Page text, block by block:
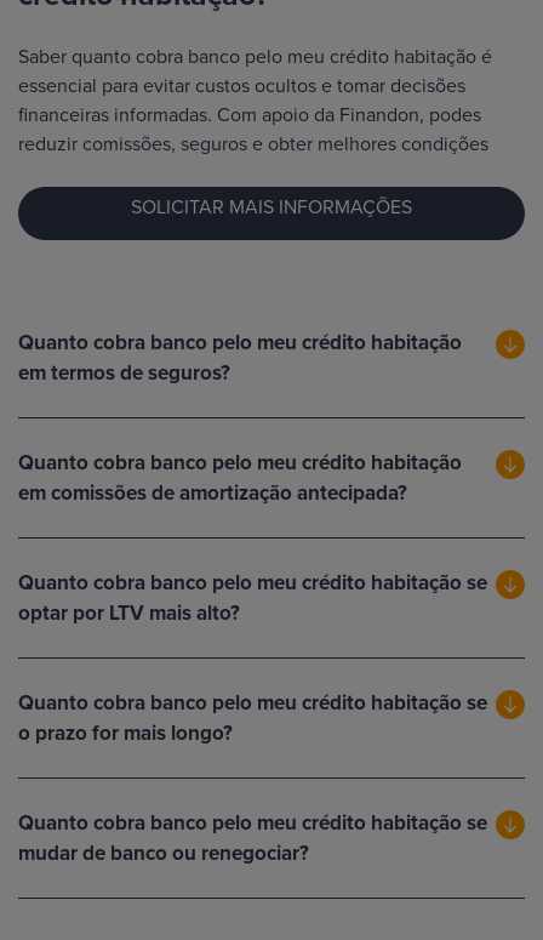
Saber quanto cobra banco pelo meu crédito habitação é
essencial para evitar custos ocultos e tomar decisões
financeiras informadas. Com apoio da Finandon, podes
reduzir comissões, seguros e obter melhores condições
SOLICITAR MAIS INFORMAÇÕES
Quanto cobra banco pelo meu crédito habitação
em termos de seguros?
Quanto cobra banco pelo meu crédito habitação
em comissões de amortização antecipada?
Quanto cobra banco pelo meu crédito habitação se
optar por LTV mais alto?
Quanto cobra banco pelo meu crédito habitação se
o prazo for mais longo?
Quanto cobra banco pelo meu crédito habitação se
mudar de banco ou renegociar?